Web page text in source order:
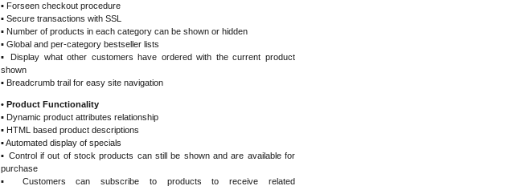
▪ Forseen checkout procedure
▪ Secure transactions with SSL
▪ Number of products in each category can be shown or hidden
▪ Global and per-category bestseller lists
▪ Display what other customers have ordered with the current product
shown
▪ Breadcrumb trail for easy site navigation
• Product Functionality
▪ Dynamic product attributes relationship
▪ HTML based product descriptions
▪ Automated display of specials
▪ Control if out of stock products can still be shown and are available for
purchase
▪ Customers can subscribe to products to receive related